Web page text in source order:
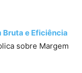
Bruta e Eficiência
sobre Margem